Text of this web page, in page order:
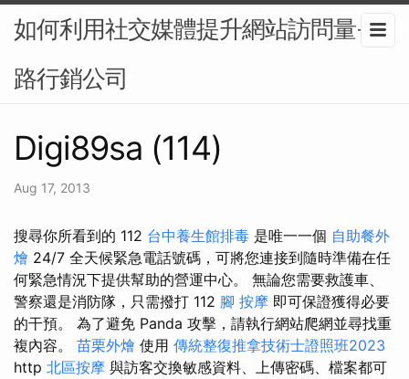
如何利用社交媒體提升網站訪問量-網
路行銷公司
Digi89sa (114)
Aug 17, 2013
搜尋你所看到的 112 台中養生館排毒 是唯一一個 自助餐外
燴 24/7 全天候緊急電話號碼，可將您連接到隨時準備在任
何緊急情況下提供幫助的營運中心。 無論您需要救護車、
警察還是消防隊，只需撥打 112 腳 按摩 即可保證獲得必要
的干預。 為了避免 Panda 攻擊，請執行網站爬網並尋找重
複內容。 苗栗外燴 使用 傳統整復推拿技術士證照班2023
http 北區按摩 與訪客交換敏感資料、上傳密碼、檔案都可